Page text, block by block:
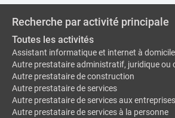
Recherche par activité principale
Toutes les activités
Assistant informatique et internet à domicile
Autre prestataire administratif, juridique ou
Autre prestataire de construction
Autre prestataire de services
Autre prestataire de services aux entreprises
Autre prestataire de services à la personne